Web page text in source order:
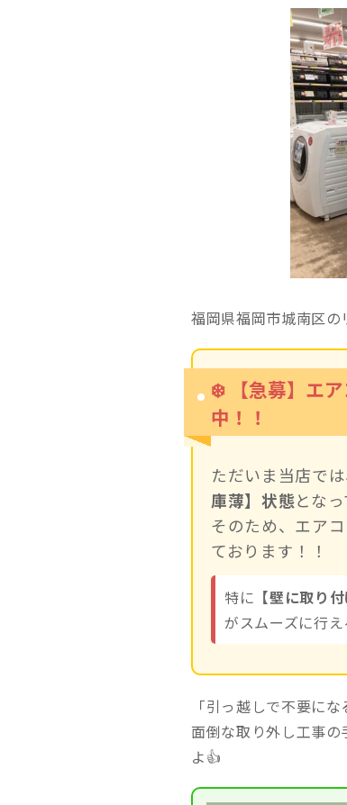
福岡県福岡市城南区の
❄️ 【急募】エ
中！！
ただいま当店で
庫薄】状態とな
そのため、エア
ております！！
特に 【壁に取り
がスムーズに行え
「引っ越しで不要に
面倒な取り外し工事
よ👍